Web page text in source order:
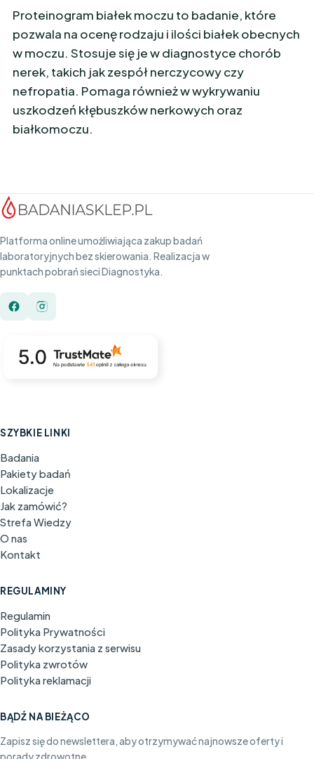
Proteinogram białek moczu to badanie, które
pozwala na ocenę rodzaju i ilości białek obecnych
w moczu. Stosuje się je w diagnostyce chorób
nerek, takich jak zespół nerczycowy czy
nefropatia. Pomaga również w wykrywaniu
uszkodzeń kłębuszków nerkowych oraz
białkomoczu.
Platforma online umożliwiająca zakup badań
laboratoryjnych bez skierowania. Realizacja w
punktach pobrań sieci Diagnostyka.
SZYBKIE LINKI
Badania
Pakiety badań
Lokalizacje
Jak zamówić?
Strefa Wiedzy
O nas
Kontakt
REGULAMINY
Regulamin
Polityka Prywatności
Zasady korzystania z serwisu
Polityka zwrotów
Polityka reklamacji
BĄDŹ NA BIEŻĄCO
Zapisz się do newslettera, aby otrzymywać najnowsze oferty i
porady zdrowotne.